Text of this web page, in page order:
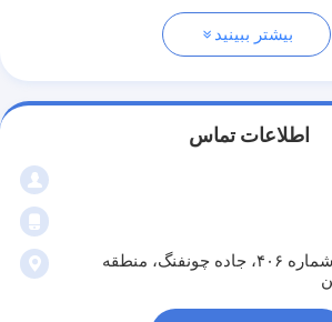
بیشتر ببینید
اطلاعات تماس
ساختمان کانگ یانگ، شماره ۴۰۶، جاده چونفنگ، منطقه